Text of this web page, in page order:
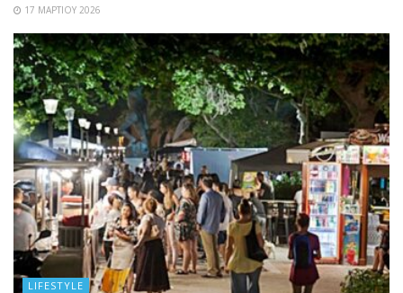
17 ΜΑΡΤΊΟΥ 2026
LIFESTYLE